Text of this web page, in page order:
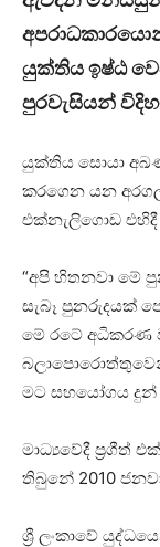
යුක්තිය ඉෂ්ඨ
පුරවැසියන්
යුක්තිය සොයා
කරගෙන යන
එක්නැලිගොඩ එහිදී
“අපි හිතනවා මේ
සැබෑ පුනරුදයක්
මේ රටේ අධිකරණ
මට සහයෝගය දුන්
මාධ්‍යවේදී ප්‍රගීත්
තිබුනේ 2010
ශ්‍රී ලංකාවේ